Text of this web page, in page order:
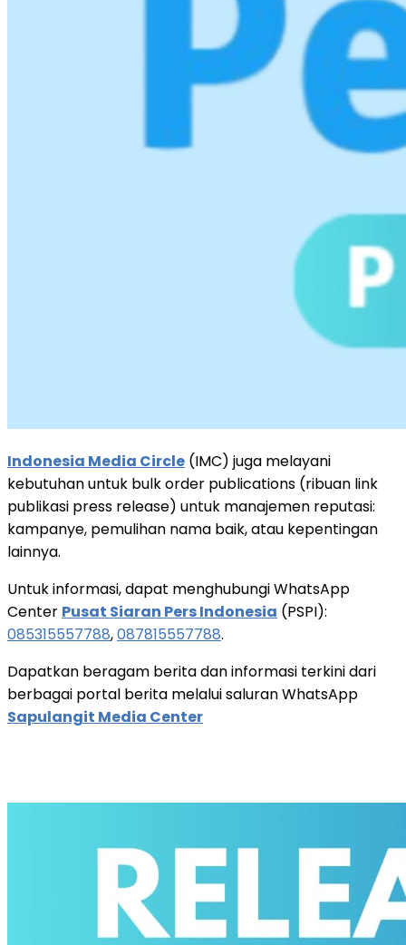
Indonesia Media Circle (IMC) juga melayani
kebutuhan untuk bulk order publications (ribuan link
publikasi press release) untuk manajemen reputasi:
kampanye, pemulihan nama baik, atau kepentingan
lainnya.
Untuk informasi, dapat menghubungi WhatsApp
Center Pusat Siaran Pers Indonesia (PSPI):
085315557788,087815557788.
Dapatkan beragam berita dan informasi terkini dari
berbagai portal berita melalui saluran WhatsApp
Sapulangit Media Center